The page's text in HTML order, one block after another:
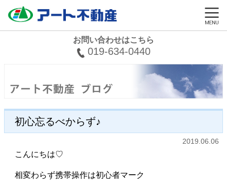
お問い合わせはこちら
019-634-0440
初心忘るべからず♪
2019.06.06
こんにちは♡
相変わらず携帯操作は初心者マーク